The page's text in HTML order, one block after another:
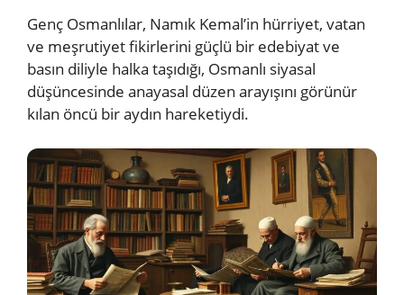
Genç Osmanlılar, Namık Kemal’in hürriyet, vatan
ve meşrutiyet fikirlerini güçlü bir edebiyat ve
basın diliyle halka taşıdığı, Osmanlı siyasal
düşüncesinde anayasal düzen arayışını görünür
kılan öncü bir aydın hareketiydi.